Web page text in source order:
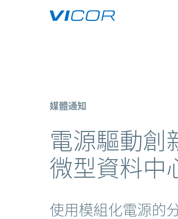
HIRO 部署新一代可擴充邊
媒體通知
電源驅動創
微型資料中
使用模組化電源的